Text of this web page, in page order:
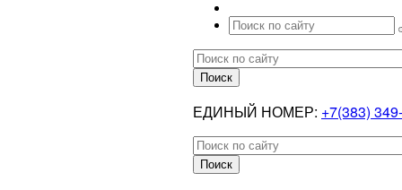
ЕДИНЫЙ НОМЕР: +7(383)